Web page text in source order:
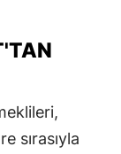
sırasıyla